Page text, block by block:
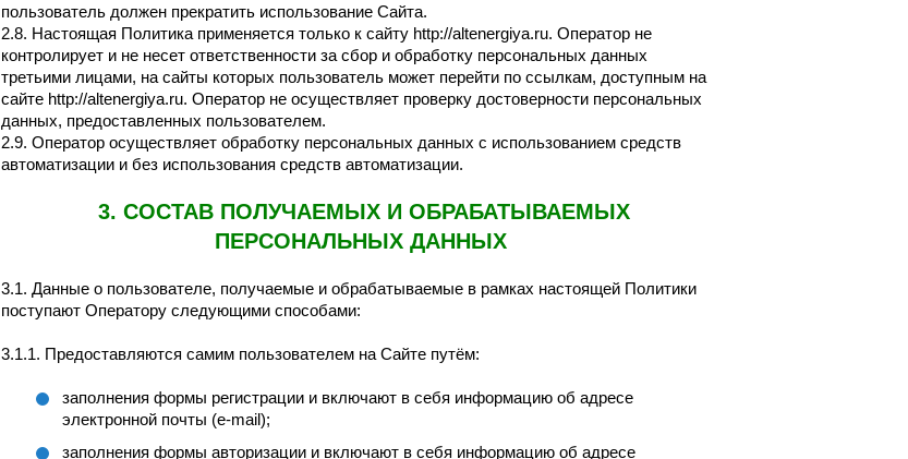
пользователь должен прекратить использование Сайта.
2.8. Настоящая Политика применяется только к сайту http://altenergiya.ru. Оператор не
контролирует и не несет ответственности за сбор и обработку персональных данных
третьими лицами, на сайты которых пользователь может перейти по ссылкам, доступным на
сайте http://altenergiya.ru. Оператор не осуществляет проверку достоверности персональных
данных, предоставленных пользователем.
2.9. Оператор осуществляет обработку персональных данных с использованием средств
автоматизации и без использования средств автоматизации.
3. СОСТАВ ПОЛУЧАЕМЫХ И ОБРАБАТЫВАЕМЫХ
ПЕРСОНАЛЬНЫХ ДАННЫХ
3.1. Данные о пользователе, получаемые и обрабатываемые в рамках настоящей Политики
поступают Оператору следующими способами:
3.1.1. Предоставляются самим пользователем на Сайте путём:
заполнения формы регистрации и включают в себя информацию об адресе
электронной почты (e-mail);
заполнения формы авторизации и включают в себя информацию об адресе